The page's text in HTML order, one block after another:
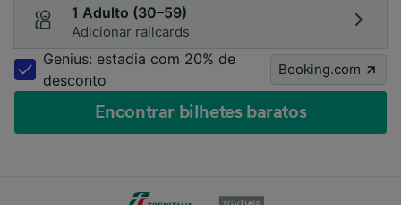
1 Adulto (30–59)
Adicionar railcards
Genius: estadia com 20% de
desconto
Booking.com
Encontrar bilhetes baratos